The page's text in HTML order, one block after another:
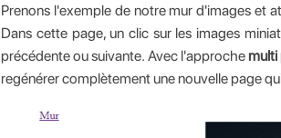
Prenons l'exemple de notre mur d'images et
Dans cette page, un clic sur les images
précédente ou suivante. Avec l'approche multi
regénérer complètement une nouvelle page